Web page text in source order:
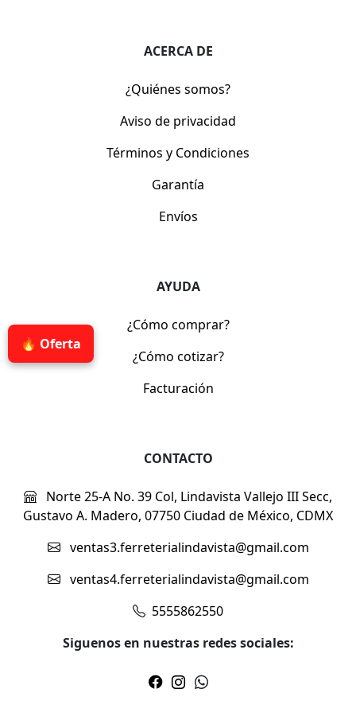
🔥 Oferta
ACERCA DE
¿Quiénes somos?
Aviso de privacidad
Términos y Condiciones
Garantía
Envíos
AYUDA
¿Cómo comprar?
¿Cómo cotizar?
Facturación
CONTACTO
Norte 25-A No. 39 Col, Lindavista Vallejo III Secc,
Gustavo A. Madero, 07750 Ciudad de México, CDMX
ventas3.ferreterialindavista@gmail.com
ventas4.ferreterialindavista@gmail.com
5555862550
Siguenos en nuestras redes sociales: